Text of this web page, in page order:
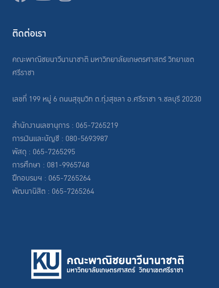
ติดต่อเรา
คณะพาณิชยนาวีนานาชาติ มหาวิทยาลัยเกษตรศาสตร์ วิทยาเขต
ศรีราชา
เลขที่ 199 หมู่ 6 ถนนสุขุมวิท ต.ทุ่งสุขลา อ.ศรีราชา จ.ชลบุรี 20230
สำนักงานเลขานุการ : 065-7265219
การเงินและบัญชี : 080-5693987
พัสดุ : 065-7265295
การศึกษา : 081-9965748
ฝึกอบรมฯ : 065-7265264
พัฒนานิสิต : 065-7265264